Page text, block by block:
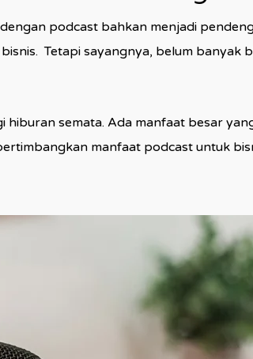
podcast bahkan menjadi
Tetapi sayangnya, belum banyak
hiburan semata. Ada manfaat besar
manfaat podcast untuk